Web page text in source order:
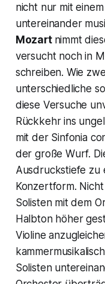
nicht nur mit
untereinander
Mozart nimmt
versucht noch in
schreiben. Wie
unterschiedliche
diese Versuche
Rückkehr ins
mit der Sinfonia
der große Wurf.
Ausdruckstiefe zu
Konzertform.
Solisten mit dem
Halbton höher
Violine
Solisten